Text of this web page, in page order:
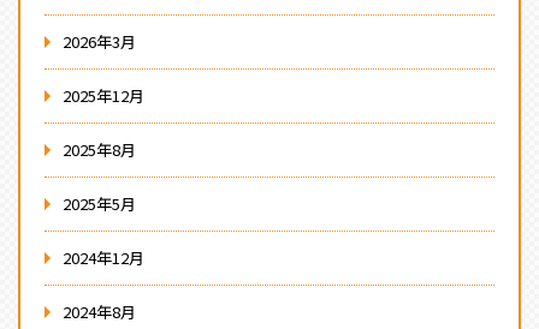
2026年3月
2025年12月
2025年8月
2025年5月
2024年12月
2024年8月